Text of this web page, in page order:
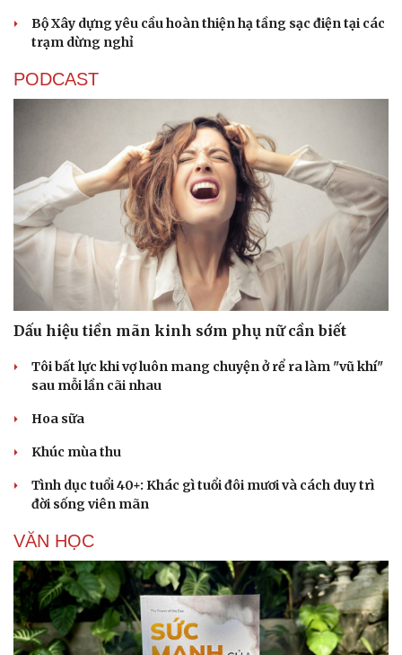
Bộ Xây dựng yêu cầu hoàn thiện hạ tầng sạc điện tại các
trạm dừng nghỉ
PODCAST
Dấu hiệu tiền mãn kinh sớm phụ nữ cần biết
Tôi bất lực khi vợ luôn mang chuyện ở rể ra làm "vũ khí"
sau mỗi lần cãi nhau
Hoa sữa
Khúc mùa thu
Tình dục tuổi 40+: Khác gì tuổi đôi mươi và cách duy trì
đời sống viên mãn
VĂN HỌC